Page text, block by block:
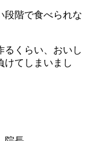
段階で食べられな
るくらい、おいし
けてしまいまし